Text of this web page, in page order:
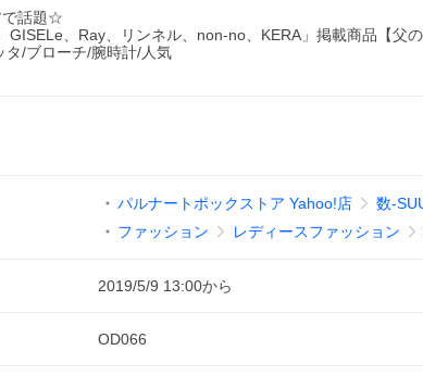
で話題☆
GISELe、Ray、リンネル、non-no、KERA」掲載商品【
タ/ブローチ/腕時計/人気
パルナートポックストア Yahoo!店
数-
ファッション
レディースファッション
2019/5/9 13:00から
OD066